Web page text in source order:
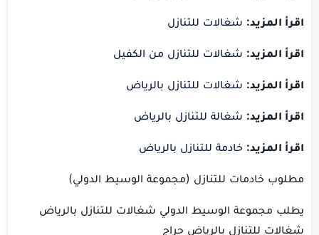
اقرأ المزيد: شغالات للتنازل
اقرأ المزيد: شغالات للتنازل من الكفيل
اقرأ المزيد: شغالات للتنازل بالرياض
اقرأ المزيد: شغالة للتنازل بالرياض
اقرأ المزيد: خادمة للتنازل بالرياض
مطلوب خادمات للتنازل (مجموعة الوسيط الدولي)
يطلب مجموعة الوسيط الدولي شغالات للتنازل بالرياض
شغالات للتنازل بالرياض حراج